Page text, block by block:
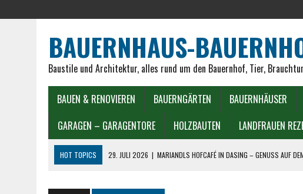
BAUERNHAUS-
Baustile und Architektur, alles rund um den Bauernhof, Tier,
BAUEN & RENOVIEREN BAUERNGÄRTEN BAUERNHÄUSER
GARAGEN – GARAGENTORE
HOLZBAUTEN LANDFRAUEN
HOT TOPICS 29. JULI 2026 | MARIANDLS HOFCAFÉ IN DASING – GENUSS AUF